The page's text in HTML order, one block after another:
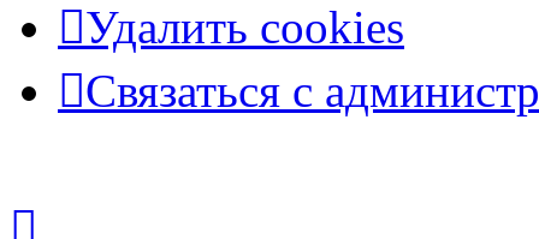
Удалить cookies
Связаться с